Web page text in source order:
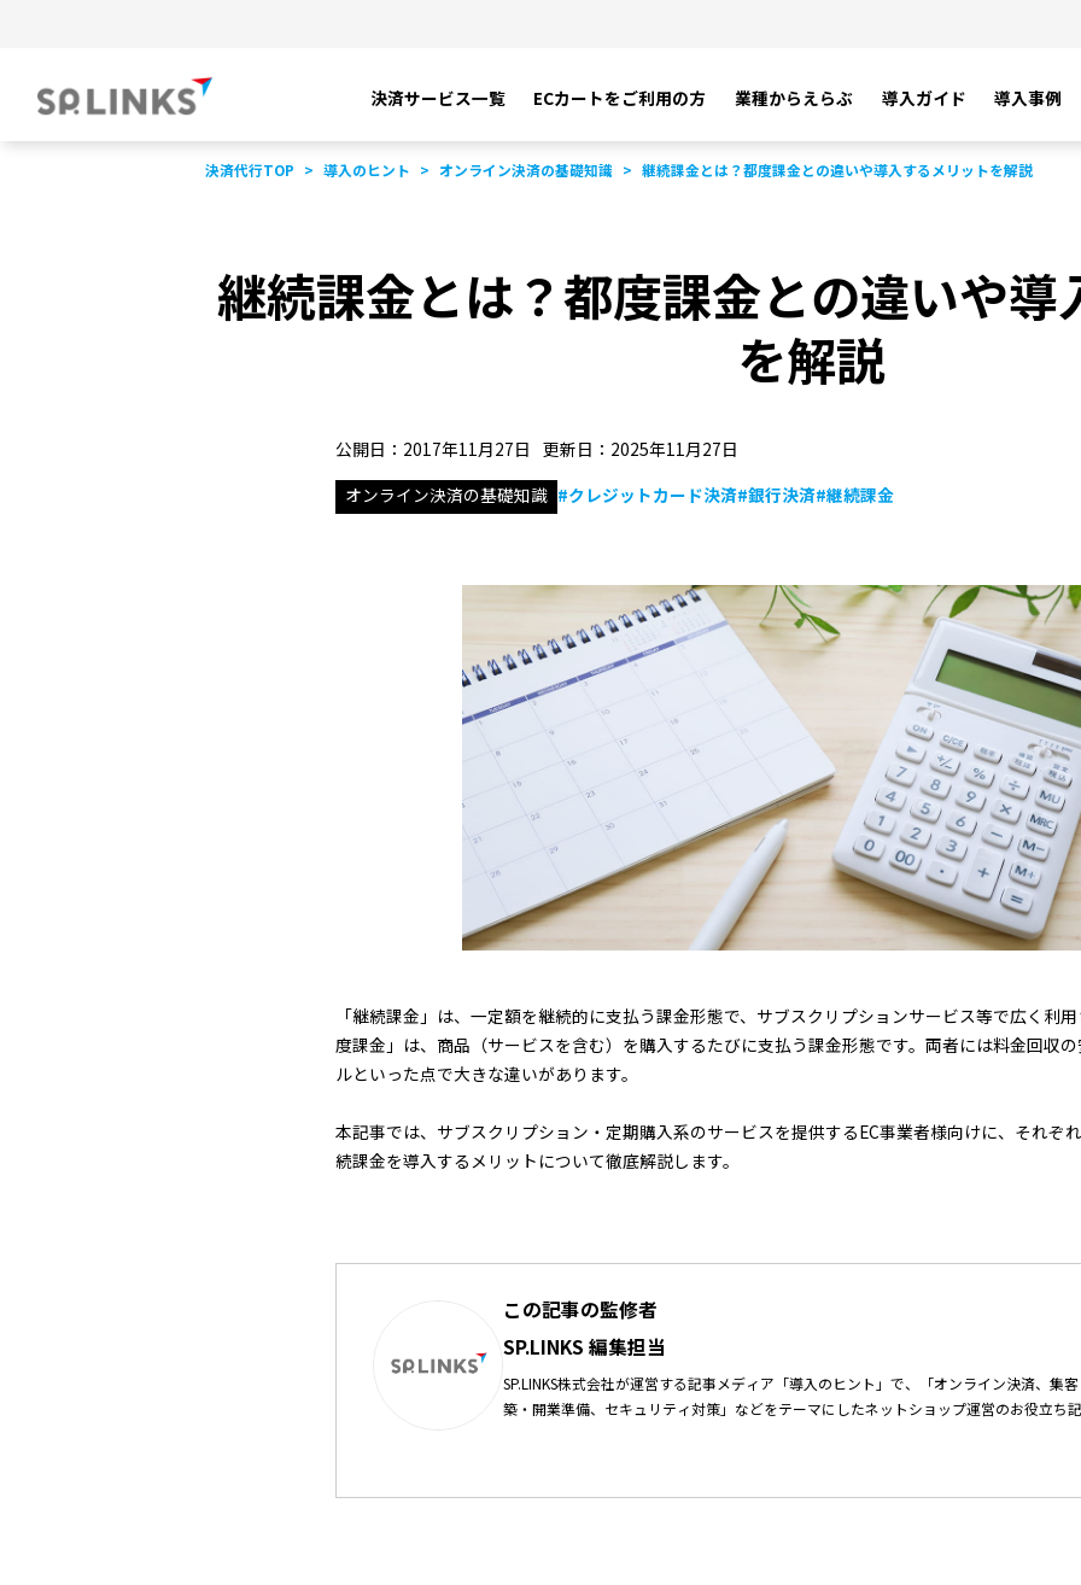
決済サービス一覧 ECカートをご利用の方 業種からえらぶ 導入ガイド 導入事例
決済代行TOP 導入のヒント オンライン決済の基礎知識 継続課金とは？都度課金との違いや導入するメリットを解説
継続課金とは？都度課金との違いや導
を解説
公開日：2017年11月27日
更新日：2025年11月27日
オンライン決済の基礎知識 #クレジットカード決済#銀行決済#継続課金
「継続課金」は、一定額を継続的に支払う課金形態で、サブスクリプションサービス等で広く利
度課金」は、商品（サービスを含む）を購入するたびに支払う課金形態です。両者には料金回収
ルといった点で大きな違いがあります。
本記事では、サブスクリプション・定期購入系のサービスを提供するEC事業者様向けに、それぞ
続課金を導入するメリットについて徹底解説します。
この記事の監修者
SP.LINKS 編集担当
SP.LINKS株式会社が運営する記事メディア「導入のヒント」で、「オンライン決済、集
築・開業準備、セキュリティ対策」などをテーマにしたネットショップ運営のお役立ち